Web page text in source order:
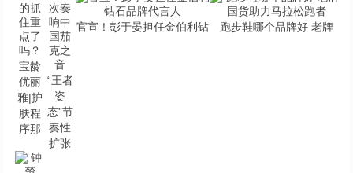
宝龄
优丽
雅|护
肤程
序那
“王者
姿
态”节
奏性
扩张
官宣！彭于晏担任金伯利钻 跑步鞋哪个品牌好 老牌